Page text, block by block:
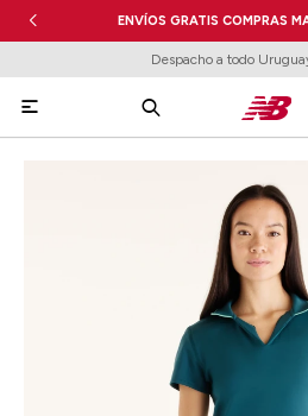
ENVÍOS GRATIS COMPRAS
Despacho a todo
